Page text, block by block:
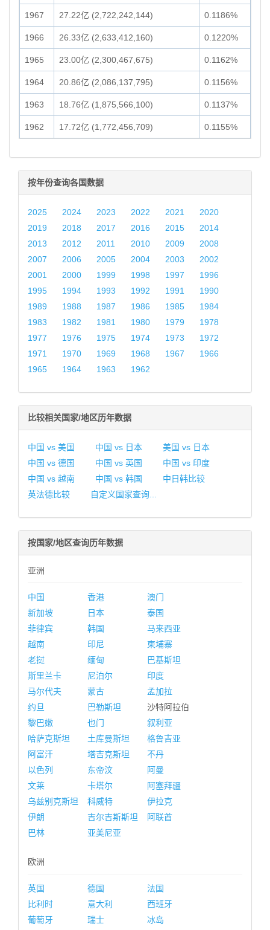
1967 27.22亿 (2,722,242,144) 0.1186%
1966 26.33亿 (2,633,412,160) 0.1220%
1965 23.00亿 (2,300,467,675) 0.1162%
1964 20.86亿 (2,086,137,795) 0.1156%
1963 18.76亿 (1,875,566,100) 0.1137%
1962 17.72亿 (1,772,456,709) 0.1155%
按年份查询各国数据
2025 2024 2023 2022 2021
2020
2019
2018 2017 2016 2015
2014
2013
2012 2011 2010 2009
2008
2007
2006 2005 2004 2003
2002
2001
2000 1999 1998 1997
1996
1995
1994 1993 1992 1991
1990
1989
1988 1987 1986 1985
1984
1983
1982 1981 1980 1979
1978
1977
1976 1975 1974 1973
1972
1971
1970 1969 1968 1967
1966
1965
1964 1963 1962
比较相关国家/地区历年数据
中国 vs 美国 中国 vs 日本
美国 vs 日本
中国 vs 德国
中国 vs 英国
中国 vs 印度
中国 vs 越南
中国 vs 韩国
中日韩比较
英法德比较
自定义国家查询...
按国家/地区查询历年数据
亚洲
中国 香港
澳门
新加坡
日本
泰国
菲律宾
韩国
马来西亚
越南
印尼
柬埔寨
老挝
缅甸
巴基斯坦
斯里兰卡
尼泊尔
印度
马尔代夫
蒙古
孟加拉
约旦
巴勒斯坦
沙特阿拉伯
黎巴嫩
也门
叙利亚
哈萨克斯坦
土库曼斯坦
格鲁吉亚
阿富汗
塔吉克斯坦
不丹
以色列
东帝汶
阿曼
文莱
卡塔尔
阿塞拜疆
乌兹别克斯坦
科威特
伊拉克
伊朗
吉尔吉斯斯坦
阿联酋
巴林
亚美尼亚
欧洲
英国 德国
法国
比利时
意大利
西班牙
葡萄牙
瑞士
冰岛